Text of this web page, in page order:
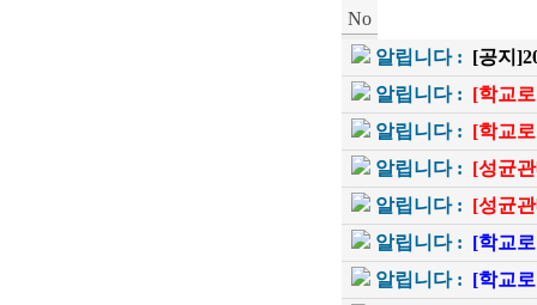
No
알립니다 : [공지
알립니다 : [학교
알립니다 : [학교
알립니다 : [성균
알립니다 : [성균
알립니다 : [학교
알립니다 : [학교